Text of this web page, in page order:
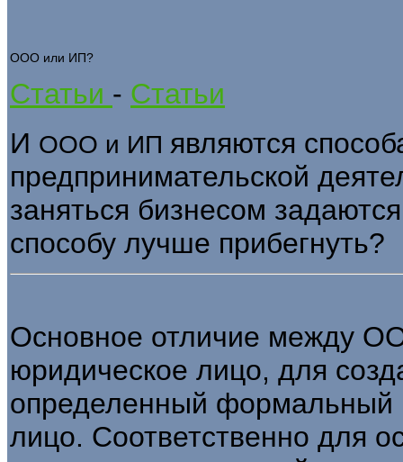
ООО или ИП?
Статьи - Статьи
И ООО и ИП являются
предпринимательской
заняться бизнесом
способу лучше прибегнуть?
Основное отличие между
юридическое лицо, для
определенный формальный
лицо. Соответственно для